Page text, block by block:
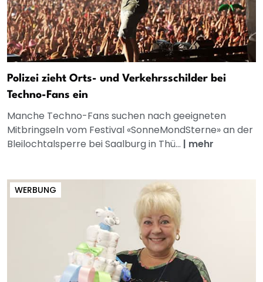
Polizei zieht Orts- und Verkehrsschilder bei
Techno-Fans ein
Manche Techno-Fans suchen nach geeigneten
Mitbringseln vom Festival «SonneMondSterne» an der
Bleilochtalsperre bei Saalburg in Thü... | mehr
WERBUNG